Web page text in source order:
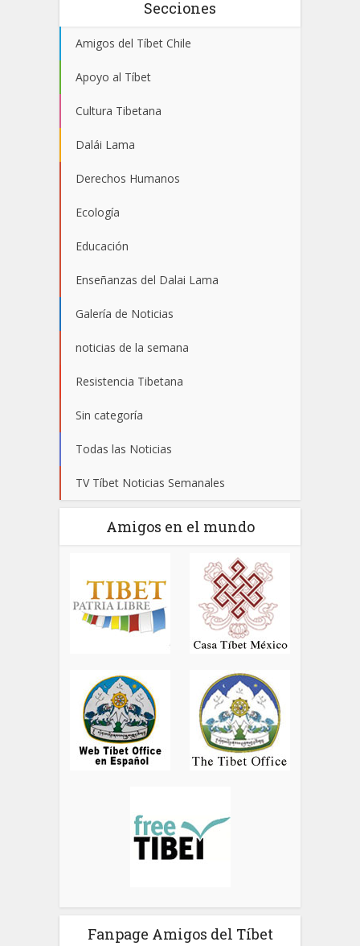
Secciones
Amigos del Tíbet Chile
Apoyo al Tíbet
Cultura Tibetana
Dalái Lama
Derechos Humanos
Ecología
Educación
Enseñanzas del Dalai Lama
Galería de Noticias
noticias de la semana
Resistencia Tibetana
Sin categoría
Todas las Noticias
TV Tíbet Noticias Semanales
Amigos en el mundo
Fanpage Amigos del Tíbet